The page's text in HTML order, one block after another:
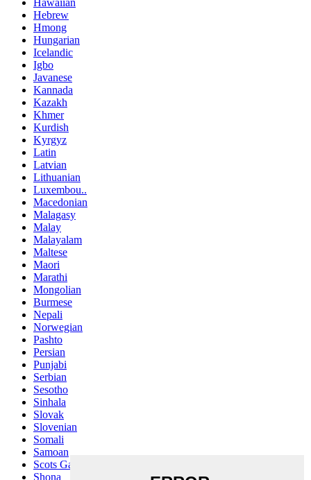
Hebrew
Hmong
Hungarian
Icelandic
Igbo
Javanese
Kannada
Kazakh
Khmer
Kurdish
Kyrgyz
Latin
Latvian
Lithuanian
Luxembou..
Macedonian
Malagasy
Malay
Malayalam
Maltese
Maori
Marathi
Mongolian
Burmese
Nepali
Norwegian
Pashto
Persian
Punjabi
Serbian
Sesotho
Sinhala
Slovak
Slovenian
Somali
Samoan
Scots Gaelic
Shona